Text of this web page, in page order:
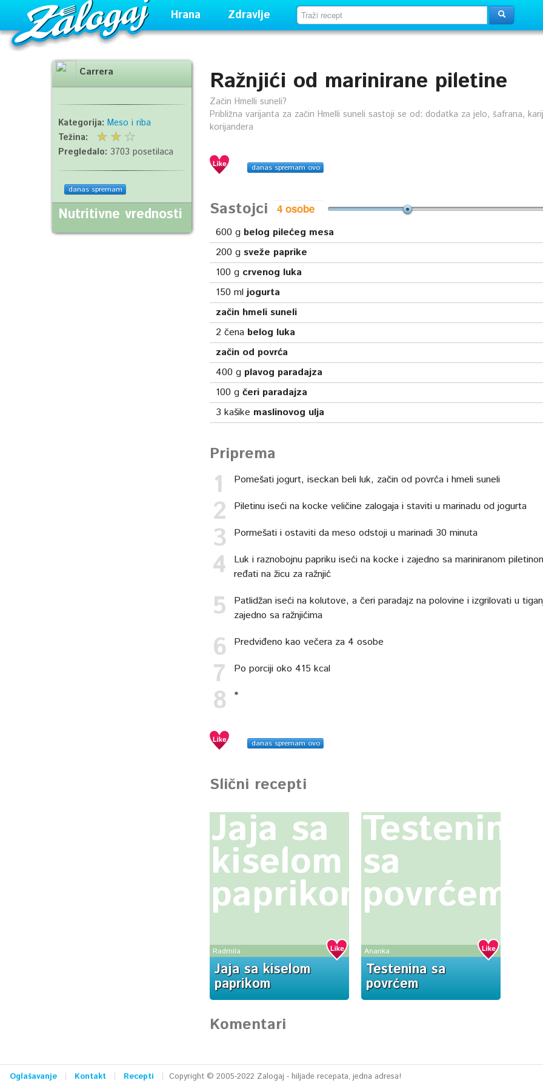
Hrana Zdravlje
Ražnjići od marinirane piletine
Začin Hmelli suneli?
Približna varijanta za začin Hmelli suneli sastoji se od: dodatka za jelo, šafrana,
korijandera
danas spremam ovo
Sastojci
600 g belog pilećeg mesa
200 g sveže paprike
100 g crvenog luka
150 ml jogurta
začin hmeli suneli
2 čena belog luka
začin od povrća
400 g plavog paradajza
100 g čeri paradajza
3 kašike maslinovog ulja
Priprema
Pomešati jogurt, iseckan beli luk, začin od povrća i hmeli suneli
Piletinu iseći na kocke veličine zalogaja i staviti u marinadu od jogurta
Pormešati i ostaviti da meso odstoji u marinadi 30 minuta
Luk i raznobojnu papriku iseći na kocke i zajedno sa mariniranom
ređati na žicu za ražnjić
Patlidžan iseći na kolutove, a čeri paradajz na polovine i izgrilovati u
zajedno sa ražnjićima
Predviđeno kao večera za 4 osobe
Po porciji oko 415 kcal
*
danas spremam ovo
Slični recepti
Jaja sa
kiselom
paprikom
Radmila
Jaja sa kiselom
paprikom
Testenina
sa
povrćem
Ananka
Testenina sa
povrćem
Komentari
Carrera
Kategorija: Meso i riba
Težina:
Pregledalo: 3703 posetilaca
danas spremam
Nutritivne vrednosti
Oglašavanje Kontakt Recepti Copyright © 2005-2022 Zalogaj - hiljade recepata, jedna adresa!